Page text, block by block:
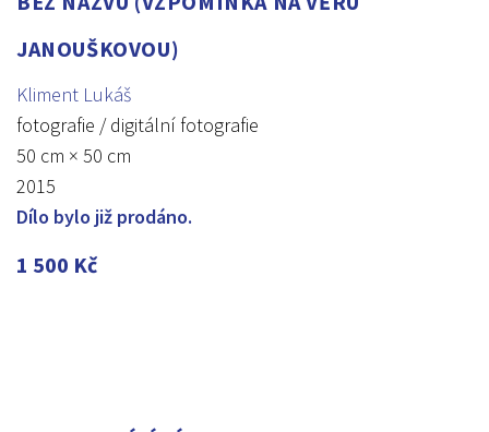
JANOUŠKOVOU)
Kliment Lukáš
fotografie / digitální fotografie
50 cm × 50 cm
2015
Dílo bylo již prodáno.
1 500 Kč